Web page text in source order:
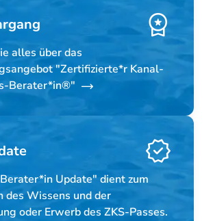
alles über das
"Zertifizierte*r Kanal-
Berater*in®"
Update" dient zum
des Wissens und der
oder Erwerb des ZKS-Passes.